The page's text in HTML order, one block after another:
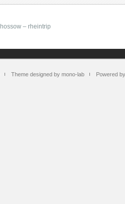
hossow – rheintrip
Theme designed by mono-lab Powered